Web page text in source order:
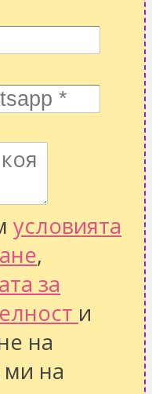
условията
,
за
и
на
на